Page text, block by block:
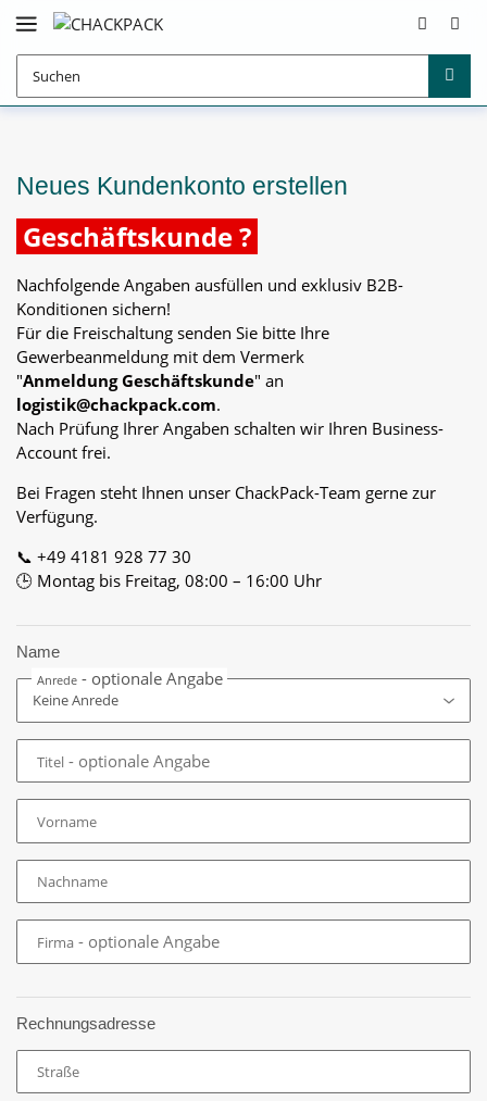
Neues Kundenkonto erstellen
Geschäftskunde ?
Nachfolgende Angaben ausfüllen und exklusiv B2B-
Konditionen sichern!
Für die Freischaltung senden Sie bitte Ihre
Gewerbeanmeldung mit dem Vermerk
"Anmeldung Geschäftskunde" an
logistik@chackpack.com.
Nach Prüfung Ihrer Angaben schalten wir Ihren Business-
Account frei.
Bei Fragen steht Ihnen unser ChackPack-Team gerne zur
Verfügung.
📞 +49 4181 928 77 30
🕒 Montag bis Freitag, 08:00 – 16:00 Uhr
Name
Anrede- optionale Angabe
Titel- optionale Angabe
Vorname
Nachname
Firma- optionale Angabe
Rechnungsadresse
Straße